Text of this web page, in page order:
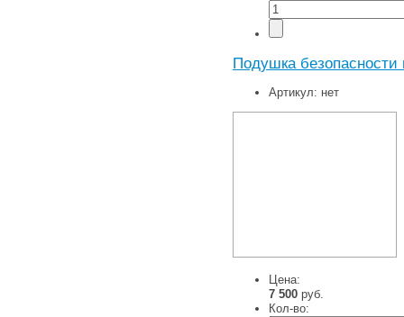
Подушка безопасности
Артикул: нет
Цена:
7 500 руб.
Кол-во: